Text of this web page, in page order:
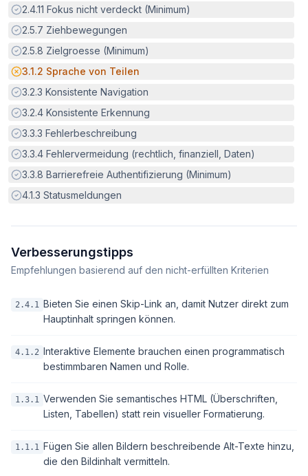
Erfüllt:
2.4.11 Fokus nicht verdeckt (Minimum)
Erfüllt:
2.5.7 Ziehbewegungen
Erfüllt:
2.5.8 Zielgroesse (Minimum)
Potenzielle Barriere:
3.1.2 Sprache von Teilen
Erfüllt:
3.2.3 Konsistente Navigation
Erfüllt:
3.2.4 Konsistente Erkennung
Erfüllt:
3.3.3 Fehlerbeschreibung
Erfüllt:
3.3.4 Fehlervermeidung (rechtlich, finanziell, Daten)
Erfüllt:
3.3.8 Barrierefreie Authentifizierung (Minimum)
Erfüllt:
4.1.3 Statusmeldungen
Verbesserungstipps
Empfehlungen basierend auf den nicht-erfüllten Kriterien
2.4.1 Bieten Sie einen Skip-Link an, damit Nutzer direkt zum
Hauptinhalt springen können.
4.1.2 Interaktive Elemente brauchen einen programmatisch
bestimmbaren Namen und Rolle.
1.3.1 Verwenden Sie semantisches HTML (Überschriften,
Listen, Tabellen) statt rein visueller Formatierung.
1.1.1 Fügen Sie allen Bildern beschreibende Alt-Texte hinzu,
die den Bildinhalt vermitteln.